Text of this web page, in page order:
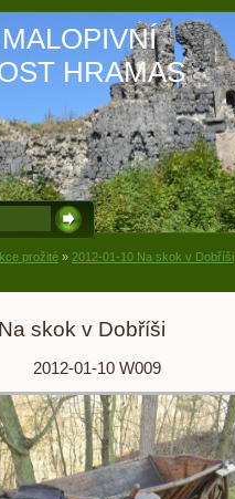
HRAMAS
prožité » 2012-01-10 Na skok v Dobříši
skok v Dobříši
2012-01-10 W009